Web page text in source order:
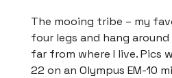
The mooing tribe – my
four legs and hang
far from where I live. Pics
22 on an Olympus EM-10